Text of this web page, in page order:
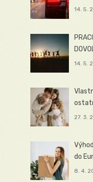
14. 5.
14. 5.
27. 3.
do
8. 4.